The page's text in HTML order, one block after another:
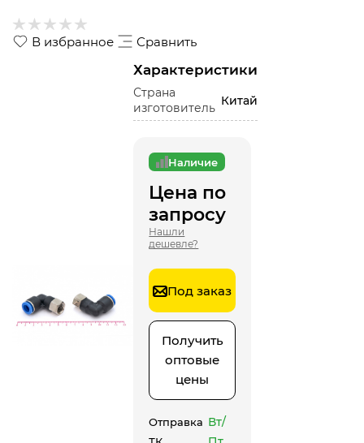
В избранное Сравнить
Характеристики
Страна
изготовитель
Китай
Наличие
Цена по
запросу
Нашли
дешевле?
Под заказ
Получить
оптовые
цены
Отправка Вт/